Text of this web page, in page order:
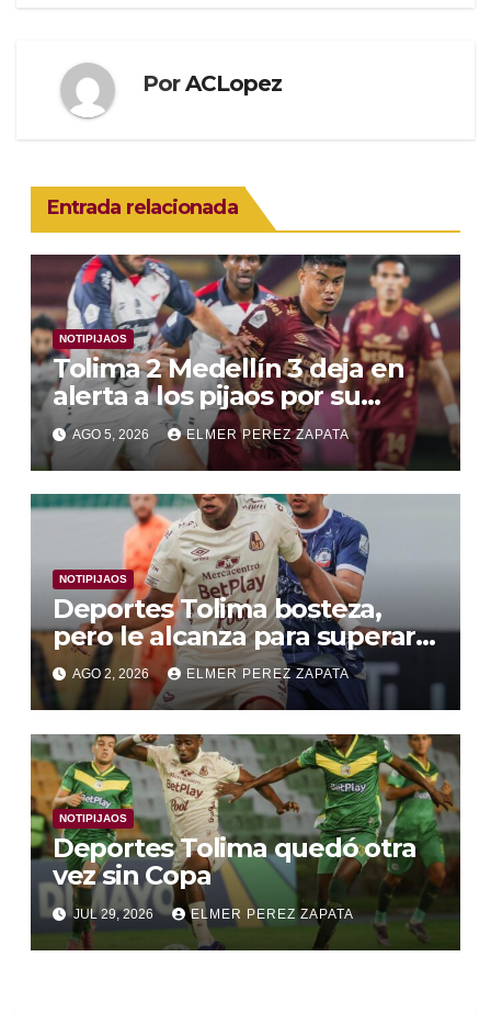
PorACLopez
Entrada relacionada
NOTIPIJAOS
Tolima 2 Medellín 3 deja en
alerta a los pijaos por su
fútbol irregular
AGO 5, 2026 ELMER PEREZ ZAPATA
NOTIPIJAOS
Deportes Tolima bosteza,
pero le alcanza para superar a
Alianza Valledupar 2 A 1
AGO 2, 2026 ELMER PEREZ ZAPATA
NOTIPIJAOS
Deportes Tolima quedó otra
vez sin Copa
JUL 29, 2026 ELMER PEREZ ZAPATA